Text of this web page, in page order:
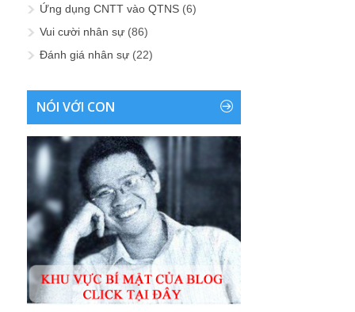
Ứng dụng CNTT vào QTNS (6)
Vui cười nhân sự (86)
Đánh giá nhân sự (22)
NÓI VỚI CON